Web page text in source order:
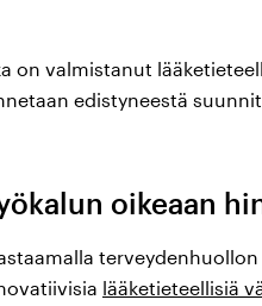
on valmistanut
edistyneestä
oikeaan
lääketieteellisiä